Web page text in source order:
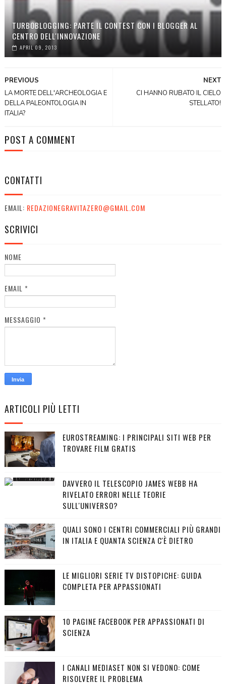
TURBOBLOGGING: PARTE IL CONTEST CON I BLOGGER AL
CENTRO DELL'INNOVAZIONE
APRIL 09, 2013
NEXT
CI HANNO RUBATO IL CIELO
STELLATO!
PREVIOUS
LA MORTE DELL'ARCHEOLOGIA E
DELLA PALEONTOLOGIA IN
ITALIA?
POST A COMMENT
CONTATTI
EMAIL: REDAZIONEGRAVITAZERO@GMAIL.COM
SCRIVICI
NOME
EMAIL *
MESSAGGIO *
ARTICOLI PIÙ LETTI
EUROSTREAMING: I PRINCIPALI SITI WEB PER
TROVARE FILM GRATIS
DAVVERO IL TELESCOPIO JAMES WEBB HA
RIVELATO ERRORI NELLE TEORIE
SULL'UNIVERSO?
QUALI SONO I CENTRI COMMERCIALI PIÙ GRANDI
IN ITALIA E QUANTA SCIENZA C'È DIETRO
LE MIGLIORI SERIE TV DISTOPICHE: GUIDA
COMPLETA PER APPASSIONATI
10 PAGINE FACEBOOK PER APPASSIONATI DI
SCIENZA
I CANALI MEDIASET NON SI VEDONO: COME
RISOLVERE IL PROBLEMA